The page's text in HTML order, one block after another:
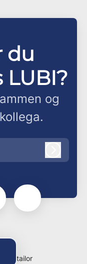
du
LUBI?
og